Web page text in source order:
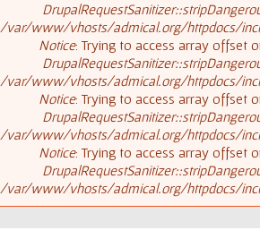
/var/www/vhosts/admical.org/httpdocs/
Notice: Trying to access array offset
/var/www/vhosts/admical.org/httpdocs/
Notice: Trying to access array offset
/var/www/vhosts/admical.org/httpdocs/
Notice: Trying to access array offset
/var/www/vhosts/admical.org/httpdocs/